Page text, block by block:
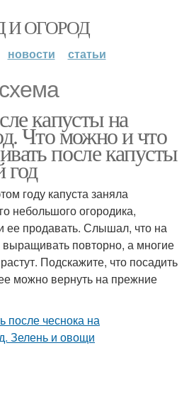
И ОГОРОД
новости статьи
капусты на
Что можно и что
после капусты
году капуста заняла
небольшого огородика,
ее продавать. Слышал, что на
повторно, а многие
Подскажите, что посадить
можно вернуть на прежние